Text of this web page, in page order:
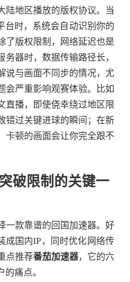
陆地区播放的版权协议。当
台时，系统会自动识别你的
了版权限制，网络延迟也是
器时，数据传输路径长，
说与画面不同步的情况，尤
会严重影响观赛体验。比如
直播，即使侥幸绕过地区限
错过关键进球的瞬间；在新
卡顿的画面会让你完全跟不
破限制的关键一
一款靠谱的回国加速器。好
成国内IP，同时优化网络传
点推荐番茄加速器，它的六
痛点。